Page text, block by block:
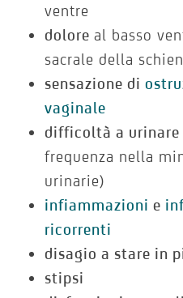
ventre
dolore al basso
sacrale della
sensazione di
vaginale
difficoltà a urinare
frequenza nella
urinarie)
infiammazioni e
ricorrenti
disagio a stare in
stipsi